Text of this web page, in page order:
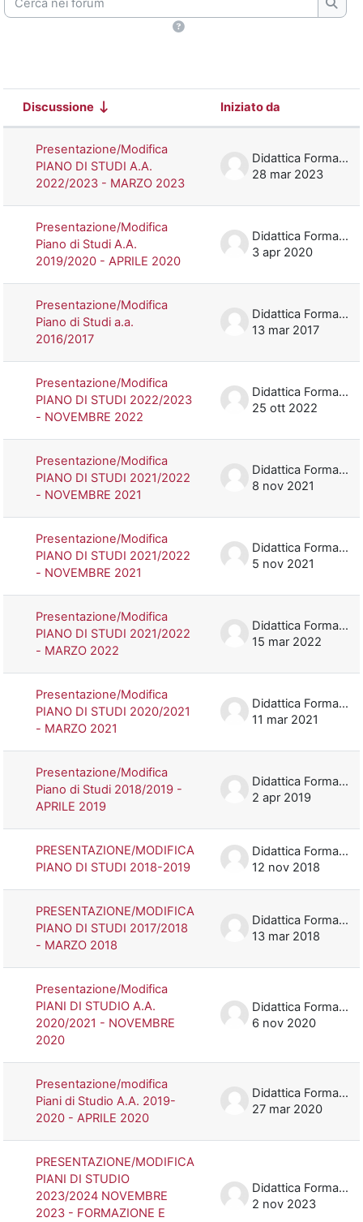
Elenco delle discussioni.
Stato
Discussione Iniziato da
Presentazione/Modifica
PIANO DI STUDI A.A.
2022/2023 - MARZO 2023
Didattica Formazione
28 mar 2023
Presentazione/Modifica
Piano di Studi A.A.
2019/2020 - APRILE 2020
Didattica Formazione
3 apr 2020
Presentazione/Modifica
Piano di Studi a.a.
2016/2017
Didattica Formazione
13 mar 2017
Presentazione/Modifica
PIANO DI STUDI 2022/2023
- NOVEMBRE 2022
Didattica Formazione
25 ott 2022
Presentazione/Modifica
PIANO DI STUDI 2021/2022
- NOVEMBRE 2021
Didattica Formazione
8 nov 2021
Presentazione/Modifica
PIANO DI STUDI 2021/2022
- NOVEMBRE 2021
Didattica Formazione
5 nov 2021
Presentazione/Modifica
PIANO DI STUDI 2021/2022
- MARZO 2022
Didattica Formazione
15 mar 2022
Presentazione/Modifica
PIANO DI STUDI 2020/2021
- MARZO 2021
Didattica Formazione
11 mar 2021
Presentazione/Modifica
Piano di Studi 2018/2019 -
APRILE 2019
Didattica Formazione
2 apr 2019
PRESENTAZIONE/MODIFICA
PIANO DI STUDI 2018-2019
Didattica Formazione
12 nov 2018
PRESENTAZIONE/MODIFICA
PIANO DI STUDI 2017/2018
- MARZO 2018
Didattica Formazione
13 mar 2018
Presentazione/Modifica
PIANI DI STUDIO A.A.
2020/2021 - NOVEMBRE
2020
Didattica Formazione
6 nov 2020
Presentazione/modifica
Piani di Studio A.A. 2019-
2020 - APRILE 2020
Didattica Formazione
27 mar 2020
PRESENTAZIONE/MODIFICA
PIANI DI STUDIO
2023/2024 NOVEMBRE
2023 - FORMAZIONE E
Didattica Formazione
2 nov 2023